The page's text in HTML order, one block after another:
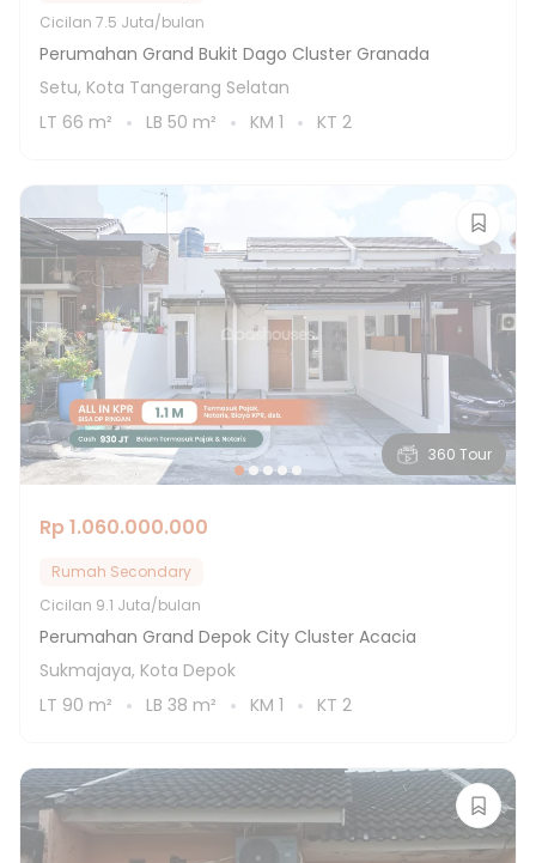
Cicilan 7.5 Juta/bulan
Perumahan Grand Bukit Dago Cluster Granada
Setu, Kota Tangerang Selatan
LT 66 m² LB 50 m² KM 1 KT 2
360 Tour
Rp 1.060.000.000
Rumah Secondary
Cicilan 9.1 Juta/bulan
Perumahan Grand Depok City Cluster Acacia
Sukmajaya, Kota Depok
LT 90 m² LB 38 m² KM 1 KT 2